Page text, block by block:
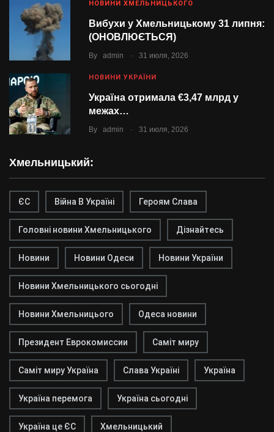
НОВИНИ ХМЕЛЬНИЦЬКОГО
Вибухи у Хмельницькому 31 липня:
(ОНОВЛЮЄТЬСЯ)
By admin . 31 июля, 2026
НОВИНИ УКРАЇНИ
Україна отримала €3,47 млрд у
межах…
By admin . 31 июля, 2026
Хмельницький:
ЄС Війна В Україні Героям Слава
Головні новини Хмельницького Дізнайтесь
Новини Новини Одеси Новини України
Новини Хмельницького сьогодні
Новини Хмельницього Одеса новини
Президент Еврокомиссии Саміт миру
Саміт миру Україна Слава Україні Україна
Україна перемога Україна сьогодні
Україна це ЄС Хмельницький